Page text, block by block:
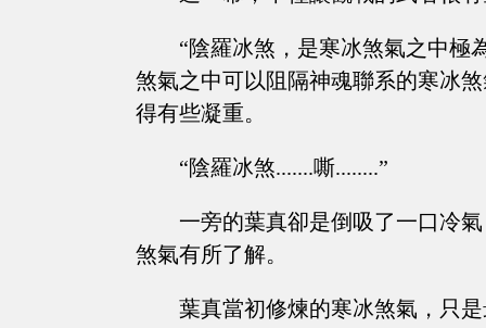
“陰羅冰煞，是寒冰煞氣之中極
煞氣之中可以阻隔神魂聯系的寒冰
得有些凝重。
“陰羅冰煞.......嘶........”
一旁的葉真卻是倒吸了一口冷
煞氣有所了解。
葉真當初修煉的寒冰煞氣，只